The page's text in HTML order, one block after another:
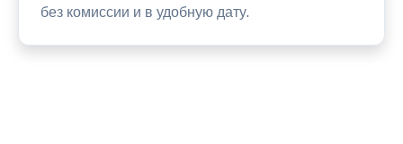
без комиссии и в удобную дату.